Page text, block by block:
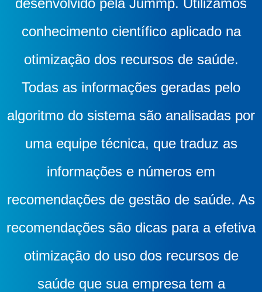
desenvolvido pela Jummp. Utilizamos
conhecimento científico aplicado na
otimização dos recursos de saúde.
Todas as informações geradas pelo
algoritmo do sistema são analisadas por
uma equipe técnica, que traduz as
informações e números em
recomendações de gestão de saúde. As
recomendações são dicas para a efetiva
otimização do uso dos recursos de
saúde que sua empresa tem a